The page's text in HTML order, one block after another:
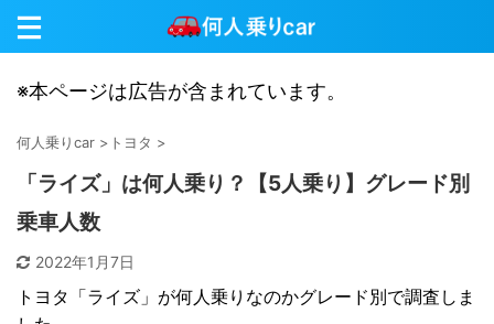
※本ページは広告が含まれています。
何人乗りcar > トヨタ >
「ライズ」は何人乗り？【5人乗り】グレード別
乗車人数
2022年1月7日
トヨタ「ライズ」が何人乗りなのかグレード別で調査しま